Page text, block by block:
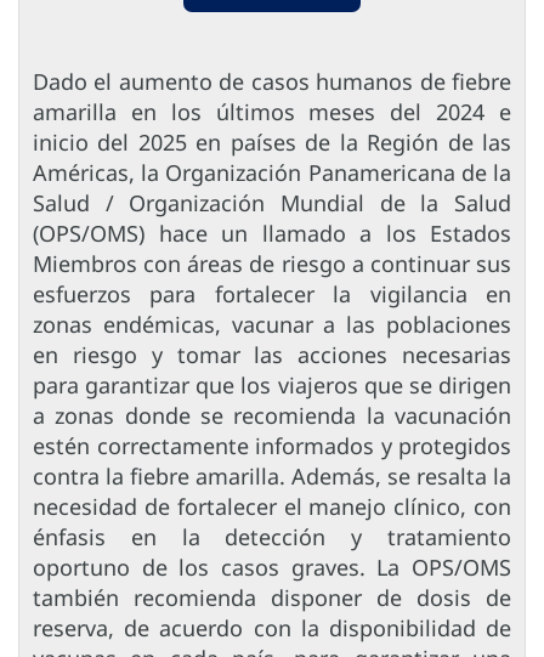
Dado el aumento de casos humanos de fiebre
amarilla en los últimos meses del 2024 e
inicio del 2025 en países de la Región de las
Américas, la Organización Panamericana de la
Salud / Organización Mundial de la Salud
(OPS/OMS) hace un llamado a los Estados
Miembros con áreas de riesgo a continuar sus
esfuerzos para fortalecer la vigilancia en
zonas endémicas, vacunar a las poblaciones
en riesgo y tomar las acciones necesarias
para garantizar que los viajeros que se dirigen
a zonas donde se recomienda la vacunación
estén correctamente informados y protegidos
contra la fiebre amarilla. Además, se resalta la
necesidad de fortalecer el manejo clínico, con
énfasis en la detección y tratamiento
oportuno de los casos graves. La OPS/OMS
también recomienda disponer de dosis de
reserva, de acuerdo con la disponibilidad de